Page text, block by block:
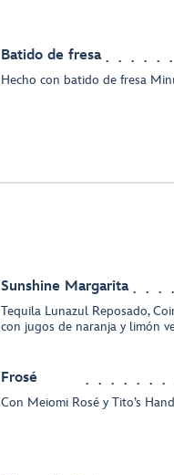
Batido de fresa
Hecho con batido de fresa
Sunshine Margarita
Tequila Lunazul Reposado,
con jugos de naranja y limón
Frosé
Con Meiomi Rosé y Tito’s